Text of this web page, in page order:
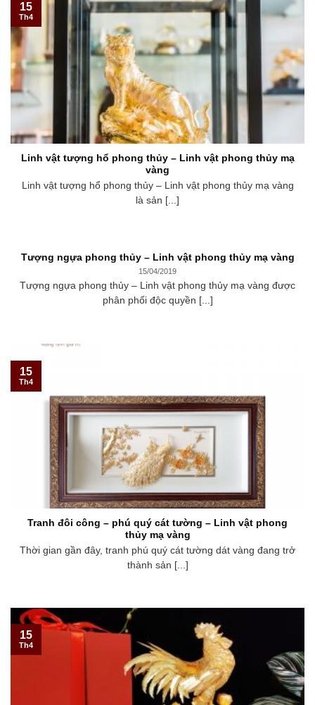
Linh vật tượng hổ phong thủy – Linh vật phong thủy mạ
vàng
Linh vật tượng hổ phong thủy – Linh vật phong thủy mạ vàng
là sản [...]
15
Th4
Tượng ngựa phong thủy – Linh vật phong thủy mạ vàng
15/04/2019
Tượng ngựa phong thủy – Linh vật phong thủy mạ vàng được
phân phối độc quyền [...]
Tranh đôi công – phú quý cát tường – Linh vật phong
thủy mạ vàng
Thời gian gần đây, tranh phú quý cát tường dát vàng đang trở
thành sản [...]
15
Th4
15
Th4